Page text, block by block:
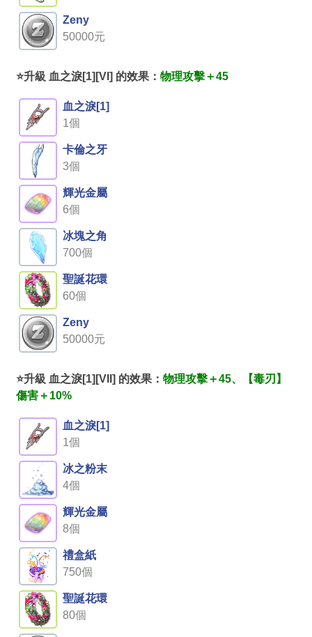
Zeny
50000元
⭐升級 血之淚[1][VI] 的效果： 物理攻擊＋45
血之淚[1]
1個
卡倫之牙
3個
輝光金屬
6個
冰塊之角
700個
聖誕花環
60個
Zeny
50000元
⭐升級 血之淚[1][VII] 的效果： 物理攻擊＋45、【毒刃】
傷害＋10%
血之淚[1]
1個
冰之粉末
4個
輝光金屬
8個
禮盒紙
750個
聖誕花環
80個